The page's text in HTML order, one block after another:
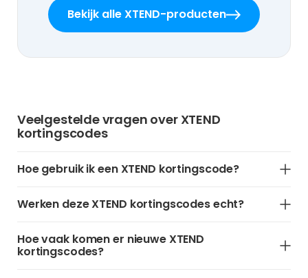
Bekijk alle XTEND-producten
Veelgestelde vragen over XTEND
kortingscodes
Hoe gebruik ik een XTEND kortingscode?
Werken deze XTEND kortingscodes echt?
Hoe vaak komen er nieuwe XTEND
kortingscodes?